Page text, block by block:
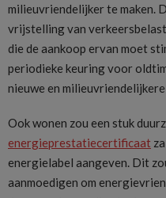
milieuvriendelijker te maken.
vrijstelling van
die de aankoop ervan moet
periodieke keuring voor
nieuwe en
Ook wonen zou een stuk
energieprestatiecertificaat
energielabel aangeven. Dit
aanmoedigen om